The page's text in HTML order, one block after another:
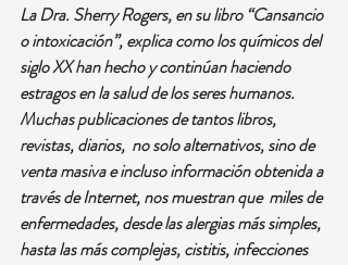
La Dra. Sherry Rogers, en su libro “Cansancio
o intoxicación”, explica como los químicos del
siglo XX han hecho y continúan haciendo
estragos en la salud de los seres humanos.
Muchas publicaciones de tantos libros,
revistas, diarios,  no solo alternativos, sino de
venta masiva e incluso información obtenida a
través de Internet, nos muestran que  miles de
enfermedades, desde las alergias más simples,
hasta las más complejas, cistitis, infecciones